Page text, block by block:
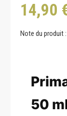
sur 5
basé sur
client
14,90
Note du produit :
50